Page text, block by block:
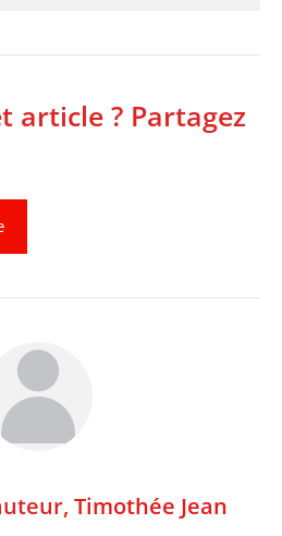
article ? Partagez
Timothée Jean